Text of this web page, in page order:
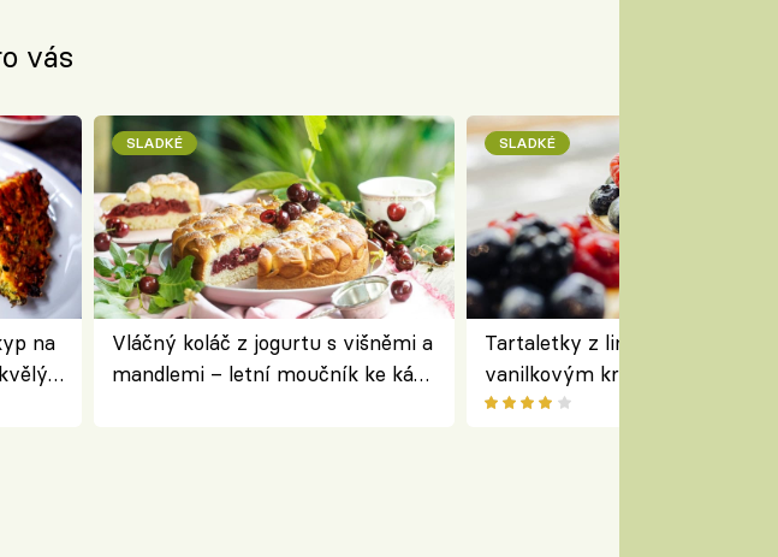
vás
na
SLADKÉ
Vláčný koláč z jogurtu s višněmi a
mandlemi – letní moučník ke kávě
SLADKÉ
Tartaletky z lineckého těsta s
vanilkovým krémem a lesním
ovocem podle Bread Society